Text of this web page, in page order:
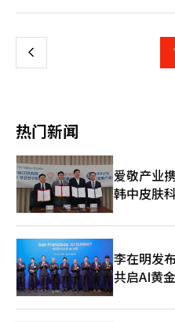
大规模更新‘NEXT剑灵：革命
Netmarble的郑承焕事业本部
标的表现。 实时光照技术也得到了应用。光线自然地反射在墙壁
和地面上，阴影和黑暗空间的表
了整体空间感。Netmarble表示
善，更是将原作的情感在现代移动
成Netmarble FNC导演表示：“
两个目标：第一是通过引擎升级
趣更好地融入到移动游戏中，进一步进化。”
增了新的体型。新体型‘长身
的同时，满足了用户对更成熟和
定义选项也得到了扩展。 新职业‘幻术师’也已公开。幻术师与
以强大武功为中心的现有职业不
过在周围洒下星星，并使用幻术
的攻击，然后在意想不到的位置瞬间发起攻
上
热门新闻
爱敬产业
韩中皮肤
李在明发
共启AI黄